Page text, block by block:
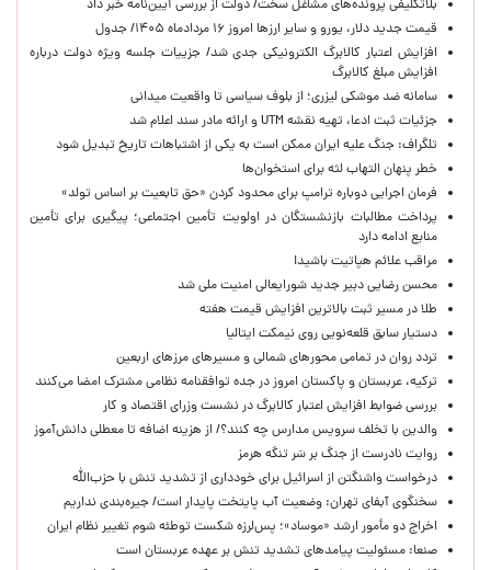
بلاتکلیفی پرونده‌های مشاغل سخت/ دولت از بررسی آیین‌نامه خبر داد
قیمت جدید دلار، یورو و سایر ارزها امروز ۱۶ مردادماه ۱۴۰۵/ جدول
افزایش اعتبار کالابرگ الکترونیکی جدی شد/ جزییات جلسه ویژه دولت درباره
افزایش مبلغ کالابرگ
سامانه ضد موشکی لیزری؛ از بلوف سیاسی تا واقعیت میدانی
جزئیات ثبت ادعا، تهیه نقشه UTM و ارائه مادر سند اعلام شد
تلگراف: جنگ علیه ایران ممکن است به یکی از اشتباهات تاریخ تبدیل شود
خطر پنهان التهاب لثه برای استخوان‌ها
فرمان اجرایی دوباره ترامپ برای محدود کردن «حق تابعیت بر اساس تولد»
پرداخت مطالبات بازنشستگان در اولویت تأمین اجتماعی؛ پیگیری برای تأمین
منابع ادامه دارد
مراقب علائم هپاتیت باشید!
محسن رضایی دبیر جدید شورایعالی امنیت ملی شد
طلا در مسیر ثبت بالاترین افزایش قیمت هفته
دستیار سابق قلعه‌نویی روی نیمکت ایتالیا
تردد روان در تمامی محورهای شمالی و مسیرهای مرزهای اربعین
ترکیه، عربستان و پاکستان امروز در جده توافقنامه نظامی مشترک امضا می‌کنند
بررسی ضوابط افزایش اعتبار کالابرگ در نشست وزرای اقتصاد و کار
والدین با تخلف سرویس مدارس چه کنند؟/ از هزینه اضافه تا معطلی دانش‌آموز
روایت نادرست از جنگ بر سَر تنگه هرمز
درخواست واشنگتن از اسرائیل برای خودداری از تشدید تنش با حزب‌الله
سخنگوی آبفای تهران: وضعیت آب پایتخت پایدار است/ جیره‌بندی نداریم
اخراج دو مأمور ارشد «موساد»؛ پس‌لرزه شکست توطئه شوم تغییر نظام ایران
صنعا: مسئولیت پیامدهای تشدید تنش بر عهده عربستان است